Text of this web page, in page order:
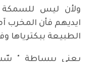
ولأن ليس
ايديهم فأن
الطبيعة ببكترياها
يعني ببساطة "